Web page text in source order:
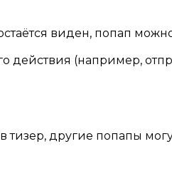
виден, попап
действия (например,
тизер, другие попапы